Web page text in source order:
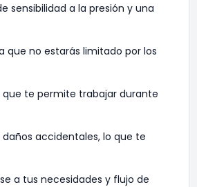
sensibilidad a la presión y una
que no estarás limitado por los
que te permite trabajar durante
accidentales, lo que te
a tus necesidades y flujo de